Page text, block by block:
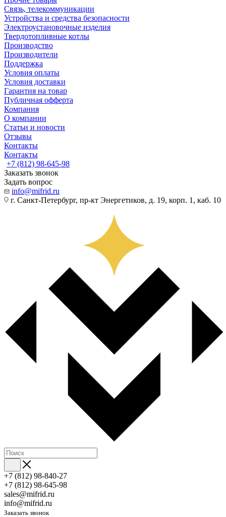
Связь, телекоммуникации
Устройства и средства безопасности
Электроустановочные изделия
Твердотопливные котлы
Производство
Производители
Поддержка
Условия оплаты
Условия доставки
Гарантия на товар
Публичная офферта
Компания
О компании
Статьи и новости
Отзывы
Контакты
Контакты
+7 (812) 98-645-98
Заказать звонок
Задать вопрос
info@mifrid.ru
г. Санкт-Петербург, пр-кт Энергетиков, д. 19, корп. 1, каб. 10
+7 (812) 98-840-27
+7 (812) 98-645-98
sales@mifrid.ru
info@mifrid.ru
Заказать звонок